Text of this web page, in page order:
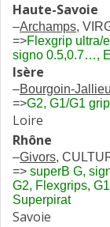
Haute-Savoie
–Archamps,
=>Flexgrip ultra/
signo 0.5,0.7…,
Isère
–Bourgoin-Jallieu
=>G2, G1/G1
Loire
Rhône
–Givors,
=> superB G,
G2, Flexgrips,
Superpirat
Savoie